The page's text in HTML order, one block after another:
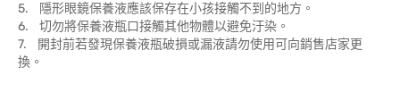
5. 隱形眼鏡保養液應該保存在小孩接觸不到的地方。
6. 切勿將保養液瓶口接觸其他物體以避免汙染。
7. 開封前若發現保養液瓶破損或漏液請勿使用可向銷售店家更
換。